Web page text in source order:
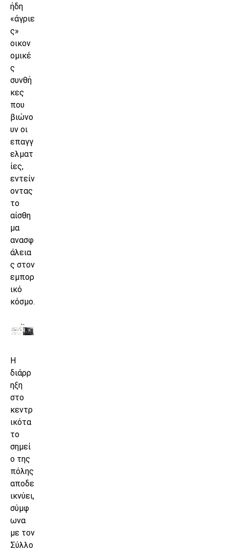
ήδη
«άγριε
ς»
οικον
ομικέ
ς
συνθή
κες
που
βιώνο
υν οι
επαγγ
ελματ
ίες,
εντείν
οντας
το
αίσθη
μα
ανασφ
άλεια
ς στον
εμπορ
ικό
κόσμο.
Η
διάρρ
ηξη
στο
κεντρ
ικότα
το
σημεί
ο της
πόλης
αποδε
ικνύει,
σύμφ
ωνα
με τον
Σύλλο